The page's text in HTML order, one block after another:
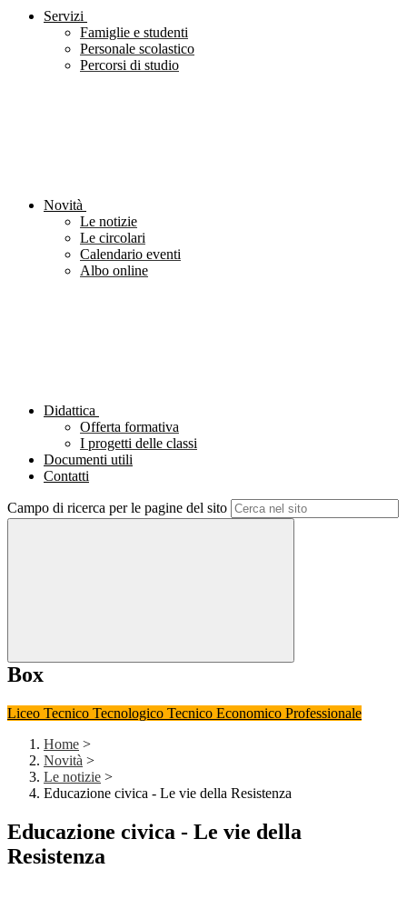
Servizi
Famiglie e studenti
Personale scolastico
Percorsi di studio
Novità
Le notizie
Le circolari
Calendario eventi
Albo online
Didattica
Offerta formativa
I progetti delle classi
Documenti utili
Contatti
Campo di ricerca per le pagine del sito
Box
Liceo Tecnico Tecnologico Tecnico Economico Professionale
Home >
Novità >
Le notizie >
Educazione civica - Le vie della Resistenza
Educazione civica - Le vie della
Resistenza